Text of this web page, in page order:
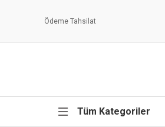
Ödeme Tahsilat
Tüm Kategoriler